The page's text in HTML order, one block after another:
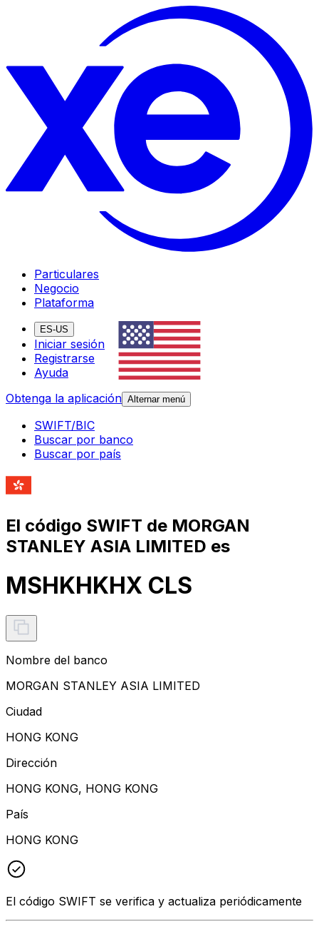
Particulares
Negocio
Plataforma
ES-US
Iniciar sesión
Registrarse
Ayuda
Obtenga la aplicación Alternar menú
SWIFT/BIC
Buscar por banco
Buscar por país
El código SWIFT de MORGAN
STANLEY ASIA LIMITED es
MSHKHKHX CLS
Nombre del banco
MORGAN STANLEY ASIA LIMITED
Ciudad
HONG KONG
Dirección
HONG KONG, HONG KONG
País
HONG KONG
El código SWIFT se verifica y actualiza periódicamente